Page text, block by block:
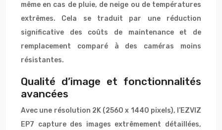
même en cas de pluie, de neige ou de températures
extrêmes. Cela se traduit par une réduction
significative des coûts de maintenance et de
remplacement comparé à des caméras moins
résistantes.
Qualité d’image et fonctionnalités
avancées
Avec une résolution 2K (2560 x 1440 pixels), l’EZVIZ
EP7 capture des images extrêmement détaillées,